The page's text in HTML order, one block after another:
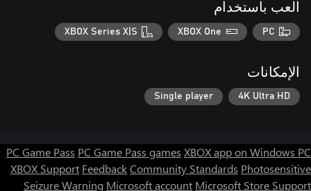
العب باستخدام
PC
XBOX One
XBOX Series X|S
الإمكانات
4K Ultra HD
Single player
PC Game Pass PC Game Pass games XBOX app on Windows PC
XBOX Support FeedbackCommunity Standards Photosensitive
Seizure Warning Microsoft account Microsoft Store Support